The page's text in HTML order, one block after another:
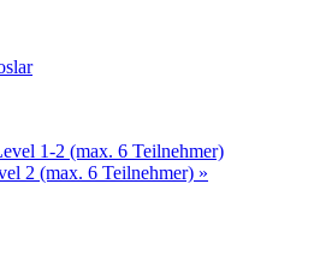
1-2 (max. 6 Teilnehmer)
2 (max. 6 Teilnehmer) »